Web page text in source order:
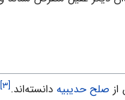
صلح حدیبیه دانسته‌اند.[۳]